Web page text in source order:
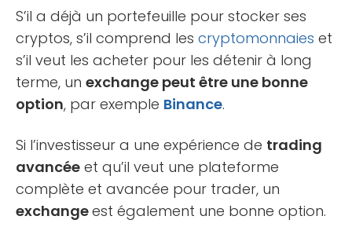
S’il a déjà un portefeuille pour stocker ses
cryptos, s’il comprend les cryptomonnaies et
s’il veut les acheter pour les détenir à long
terme, un exchange peut être une bonne
option, par exemple Binance.
Si l’investisseur a une expérience de trading
avancée et qu’il veut une plateforme
complète et avancée pour trader, un
exchangeest également une bonne option.